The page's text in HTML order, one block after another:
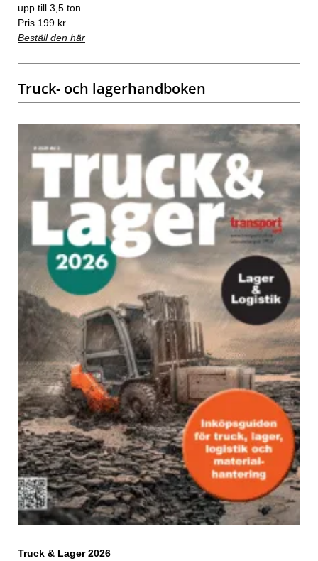
upp till 3,5 ton
Pris 199 kr
Beställ den här
Truck- och lagerhandboken
Truck & Lager 2026